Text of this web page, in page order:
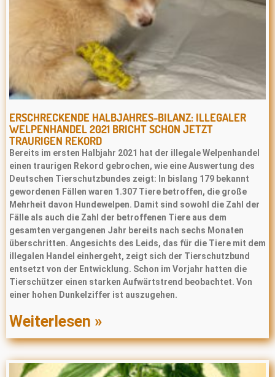
ERSCHRECKENDE HALBJAHRES-BILANZ: ILLEGALER
WELPENHANDEL 2021 BRICHT SCHON JETZT
TRAURIGEN REKORD
Bereits im ersten Halbjahr 2021 hat der illegale Welpenhandel
einen traurigen Rekord gebrochen, wie eine Auswertung des
Deutschen Tierschutzbundes zeigt: In bislang 179 bekannt
gewordenen Fällen waren 1.307 Tiere betroffen, die große
Mehrheit davon Hundewelpen. Damit sind sowohl die Zahl der
Fälle als auch die Zahl der betroffenen Tiere aus dem
gesamten vergangenen Jahr bereits nach sechs Monaten
überschritten. Angesichts des Leids, das für die Tiere mit dem
illegalen Handel einhergeht, zeigt sich der Tierschutzbund
entsetzt von der Entwicklung. Schon im Vorjahr hatten die
Tierschützer einen starken Aufwärtstrend beobachtet. Von
einer hohen Dunkelziffer ist auszugehen.
Weiterlesen »